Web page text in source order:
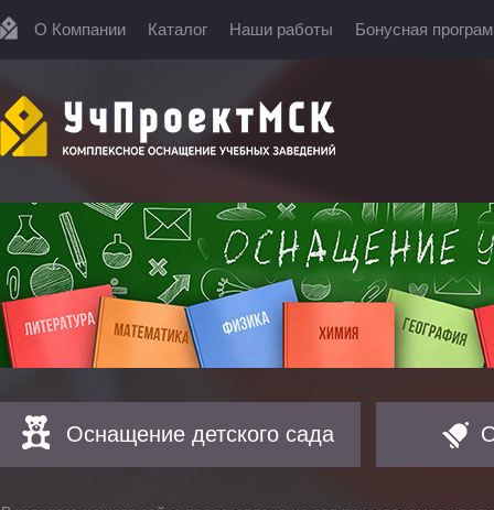
О Компании Каталог Наши работы Бонусная
Оснащение детского сада